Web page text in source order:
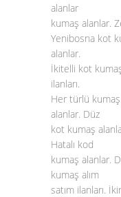
alanlar
kumaş alanlar.
Yenibosna kot
alanlar.
İkitelli kot
ilanları.
Her türlü
alanlar. Düz
kot kumaş
Hatalı kod
kumaş alanlar.
kumaş alım
satım ilanları.